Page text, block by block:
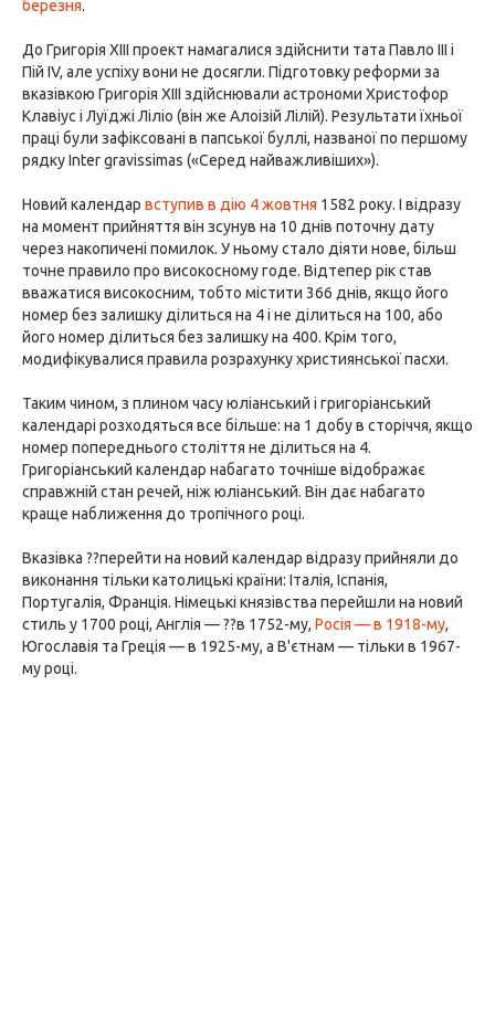
березня.
До Григорія XIII проект намагалися здійснити тата Павло III і
Пій IV, але успіху вони не досягли. Підготовку реформи за
вказівкою Григорія XIII здійснювали астрономи Христофор
Клавіус і Луїджі Ліліо (він же Алоізій Лілій). Результати їхньої
праці були зафіксовані в папської буллі, названої по першому
рядку Inter gravissimas («Серед найважливіших»).
Новий календар вступив в дію 4 жовтня 1582 року. І відразу
на момент прийняття він зсунув на 10 днів поточну дату
через накопичені помилок. У ньому стало діяти нове, більш
точне правило про високосному годе. Відтепер рік став
вважатися високосним, тобто містити 366 днів, якщо його
номер без залишку ділиться на 4 і не ділиться на 100, або
його номер ділиться без залишку на 400. Крім того,
модифікувалися правила розрахунку християнської пасхи.
Таким чином, з плином часу юліанський і григоріанський
календарі розходяться все більше: на 1 добу в сторіччя, якщо
номер попереднього століття не ділиться на 4.
Григоріанський календар набагато точніше відображає
справжній стан речей, ніж юліанський. Він дає набагато
краще наближення до тропічного році.
Вказівка ??перейти на новий календар відразу прийняли до
виконання тільки католицькі країни: Італія, Іспанія,
Португалія, Франція. Німецькі князівства перейшли на новий
стиль у 1700 році, Англія — ??в 1752-му, Росія — в 1918-му,
Югославія та Греція — в 1925-му, а В'єтнам — тільки в 1967-
му році.